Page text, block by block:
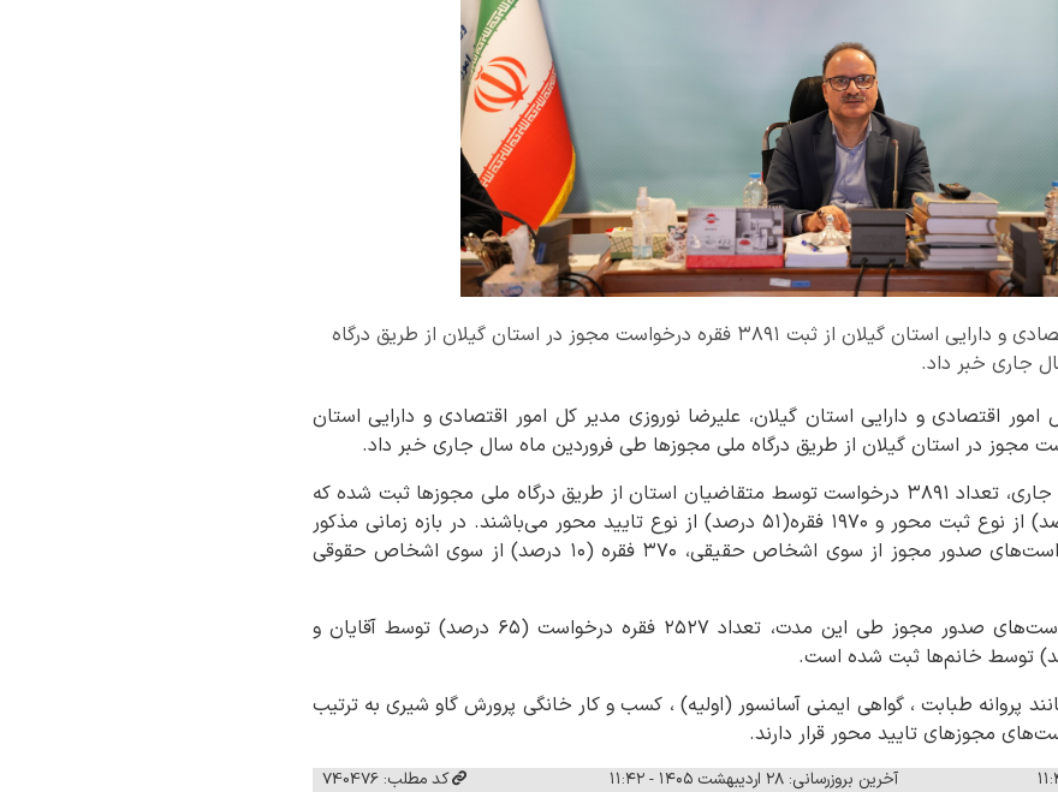
علیرضا نوروزی مدیر کل امور اقتصادی و دارایی استان گیلان از ثبت ۳۸۹۱ فقره درخواست مجوز در استان گیلان از طریق درگاه
جاری خبر داد.
امور اقتصادی و دارایی استان گیلان، علیرضا نوروزی مدیر کل امور اقتصادی و دارایی استان
وی گفت: طی فروردین ماه سال جاری، تعداد ۳۸۹۱ درخواست توسط متقاضیان استان از طریق درگاه ملی مجوزها ثبت شده که
از این تعداد، ۱۹۲۱ فقره (۴۹درصد) از نوع ثبت محور و ۱۹۷۰ فقره(۵۱ درصد) از نوع تایید محور می‌باشند. در بازه زمانی مذکور
۳۵۲۱ فقره (۹۰ درصد) از درخواست‌های صدور مجوز از سوی اشخاص حقیقی، ۳۷۰ فقره (۱۰ درصد) از سوی اشخاص حقوقی
بر اساس توزیع جنسیتی درخواست‌های صدور مجوز طی این مدت، تعداد ۲۵۲۷ فقره درخواست (۶۵ درصد) توسط آقایان و
پروانه طبابت ، گواهی ایمنی آسانسور (اولیه) ، کسب و کار خانگی پرورش گاو شیری به ترتیب
مجوزهای تایید محور قرار دارند.
آخرین بروزرسانی: ۲۸ اردیبهشت ۱۴۰۵ - ۱۱:۴۲ کد مطلب: 740476